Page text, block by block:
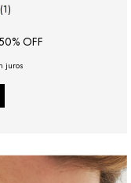
(1)
% OFF
juros